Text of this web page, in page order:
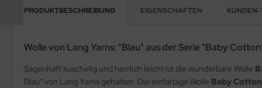
PRODUKTBESCHREIBUNG EIGENSCHAFTEN
Wolle von Lang Yarns: "Blau" aus der Serie "Baby
Sagenhaft kuschelig und herrlich leicht ist die wunderbare Wolle
Blau“ von Lang Yarns gehalten. Die einfarbige Wolle Baby